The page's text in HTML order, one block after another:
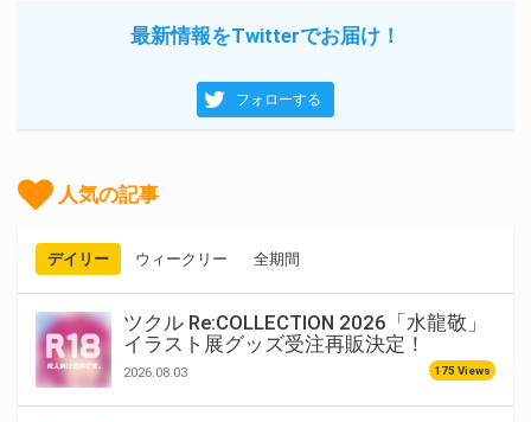
最新情報をTwitterでお届け！
フォローする
人気の記事
デイリー ウィークリー 全期間
ツクル Re:COLLECTION 2026「水龍敬」
イラスト展グッズ受注再販決定！
2026.08.03 175 Views